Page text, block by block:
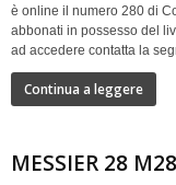
è online il numero 280 di
abbonati in possesso del
ad accedere contatta la
Continua a leggere
MESSIER 28